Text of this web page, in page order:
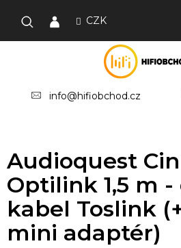
CZK
info@hifiobchod.cz
Audioquest
Optilink 1,5 m
kabel Toslink
mini adaptér)